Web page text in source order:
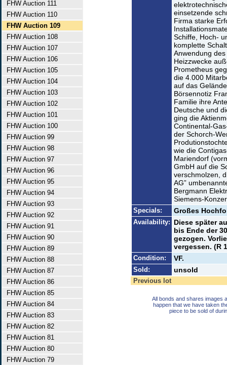
FHW Auction 111
FHW Auction 110
FHW Auction 109
FHW Auction 108
FHW Auction 107
FHW Auction 106
FHW Auction 105
FHW Auction 104
FHW Auction 103
FHW Auction 102
FHW Auction 101
FHW Auction 100
FHW Auction 99
FHW Auction 98
FHW Auction 97
FHW Auction 96
FHW Auction 95
FHW Auction 94
FHW Auction 93
FHW Auction 92
FHW Auction 91
FHW Auction 90
FHW Auction 89
FHW Auction 88
FHW Auction 87
FHW Auction 86
FHW Auction 85
FHW Auction 84
FHW Auction 83
FHW Auction 82
FHW Auction 81
FHW Auction 80
FHW Auction 79
einsetzende
Firma starke
Schiffe, Hoch-
komplette
Anwendung
Heizzwecke
Prometheus
die 4.000
auf das
Börsennotiz
Familie ihre
Deutsche und
ging die
Continental-
der Schorch-
wie die
Mariendorf
GmbH auf die
verschmolzen,
AG”
Bergmann
Siemens-
Specials: Großes
Availability: Diese später
bis Ende der
gezogen.
vergessen. (R
Condition: VF.
Sold: unsold
Previous lot
All bonds and shares images
happen that we have taken
piece to be sold of